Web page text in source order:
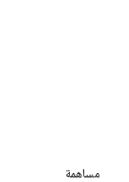
مساهمة